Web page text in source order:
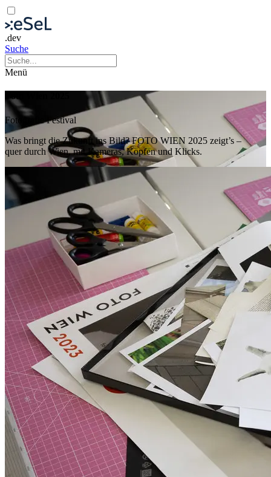
.dev
Suche
Menü
Foto Wien 2025
FotografieFestival
Was bringt die Zukunft ins Bild? FOTO WIEN 2025 zeigt’s –
quer durch Wien, mit Kameras, Köpfen und Klicks.